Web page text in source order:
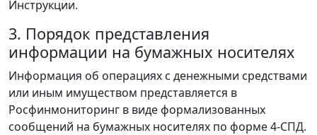
Инструкции.
3. Порядок представления
информации на бумажных носителях
Информация об операциях с денежными средствами
или иным имуществом представляется в
Росфинмониторинг в виде формализованных
сообщений на бумажных носителях по форме 4-СПД.